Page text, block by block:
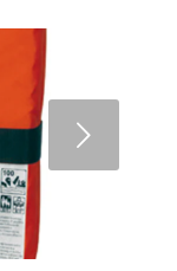
3 4 5